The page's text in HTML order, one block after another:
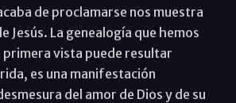
de proclamarse nos muestra
Jesús. La genealogía que hemos
primera vista puede resultar
es una manifestación
del amor de Dios y de su